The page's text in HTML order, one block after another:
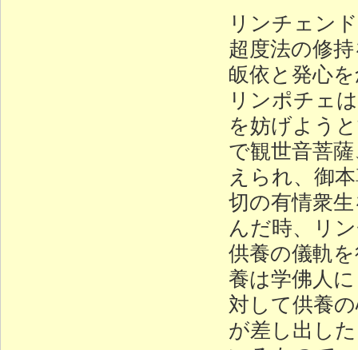
リンチェン
超度法の修
皈依と発心
リンポチェ
を妨げよう
で観世音菩
えられ、御
切の有情衆
んだ時、リ
供養の儀軌
養は学佛人
対して供養
が差し出し